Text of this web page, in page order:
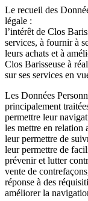
Le recueil des
légale :
l’intérêt de Clos
services, à fournir à
leurs achats et à
Clos Barisseuse à
sur ses services en
Les Données
principalement
permettre leur
les mettre en relation
leur permettre de
leur permettre de
prévenir et lutter
vente de
réponse à des
améliorer la